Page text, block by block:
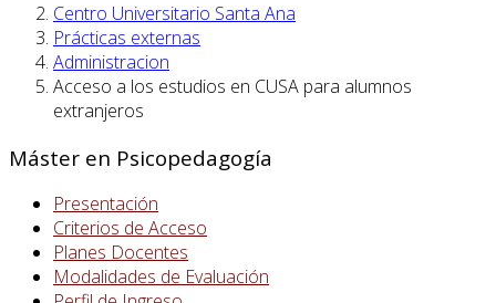
Centro Universitario Santa Ana
Prácticas externas
Administracion
Acceso a los estudios en CUSA para alumnos
extranjeros
Máster en Psicopedagogía
Presentación
Criterios de Acceso
Planes Docentes
Modalidades de Evaluación